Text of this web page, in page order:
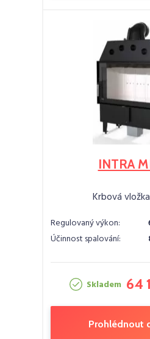
INTRA
Krbová
Regulovaný výkon:
Účinnost spalování:
Skladem 64
Prohlédnout